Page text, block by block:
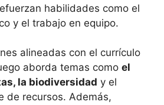
habilidades como el
y el trabajo en equipo.
alineadas con el currículo
aborda temas como el
la biodiversidad y el
de recursos. Además,